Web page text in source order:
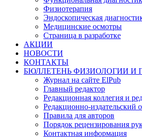
Физиотерапия
Эндоскопическая
Медицинские осмотры
Страница в разработке
АКЦИИ
НОВОСТИ
КОНТАКТЫ
БЮЛЛЕТЕНЬ ФИЗИОЛОГИИ И
Журнал на сайте ElPub
Главный редактор
Редакционная коллегия и
Редакционно-издательский
Правила для авторов
Порядок рецензирования
Контактная информация